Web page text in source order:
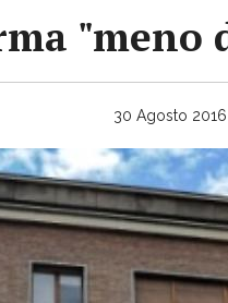
"meno
30 Agosto